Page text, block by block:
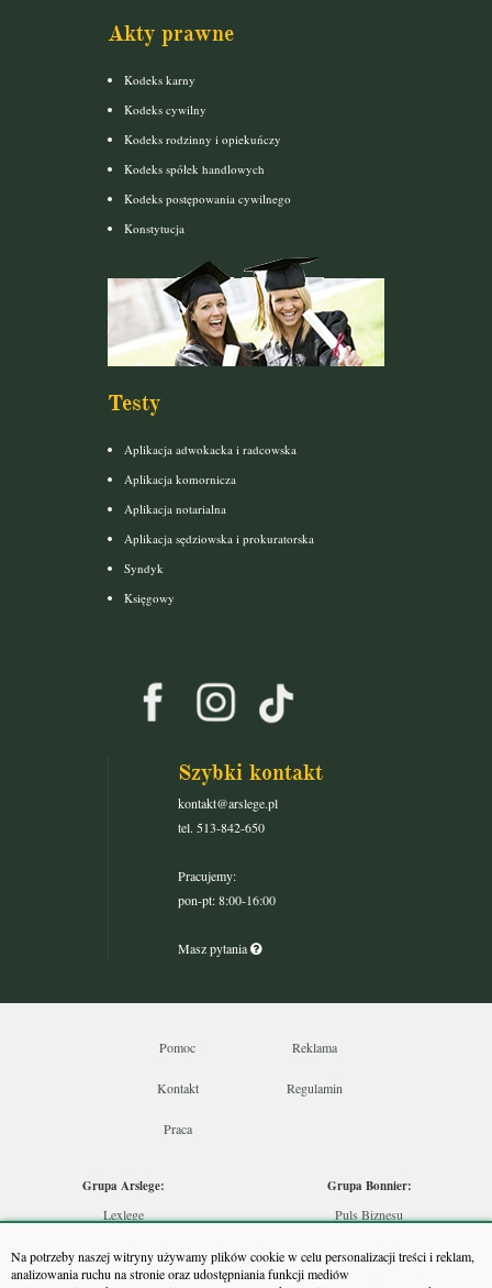
Na potrzeby naszej witryny używamy plików cookie w celu personalizacji treści i reklam,
analizowania ruchu na stronie oraz udostępniania funkcji mediów
Akty prawne
Kodeks karny
Kodeks cywilny
Kodeks rodzinny i opiekuńczy
Kodeks spółek handlowych
Kodeks postępowania cywilnego
Konstytucja
Testy
Aplikacja adwokacka i radcowska
Aplikacja komornicza
Aplikacja notarialna
Aplikacja sędziowska i prokuratorska
Syndyk
Księgowy
Szybki kontakt
kontakt@arslege.pl
tel. 513-842-650
Pracujemy:
pon-pt: 8:00-16:00
Masz pytania
Pomoc Reklama
Kontakt Regulamin
Praca
Grupa Arslege:
Lexlege
Skarbowcy
Grupa Bonnier:
Puls Biznesu
Puls Medycyny